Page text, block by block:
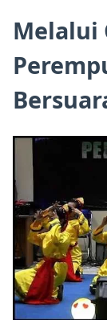
Melalui